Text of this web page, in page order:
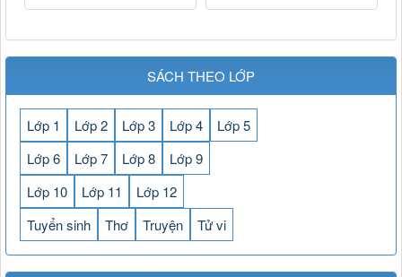
SÁCH THEO LỚP
Lớp 1 Lớp 2 Lớp 3 Lớp 4
Lớp 5
Lớp 6
Lớp 7 Lớp 8
Lớp 9
Lớp 10
Lớp 11
Lớp 12
Tuyển sinh
Thơ Truyện Tử vi